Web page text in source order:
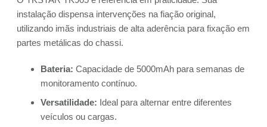
instalação dispensa intervenções na fiação original,
utilizando imãs industriais de alta aderência para fixação em
partes metálicas do chassi.
Bateria: Capacidade de 5000mAh para semanas de
monitoramento contínuo.
Versatilidade: Ideal para alternar entre diferentes
veículos ou cargas.